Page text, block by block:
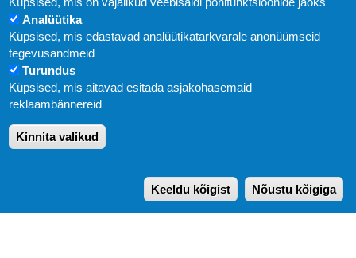
Uudised
KIRJASTUS PEGASUS OÜ © 2020
Paldiski mnt. 29 (A korpus VI korrus), Tallinn
E-post:pegasus[at]pegasus.ee
Analüütika
Küpsised, mis edastavad analüütikatarkvarale anonüümseid
tegevusandmeid
Turundus
Küpsised, mis aitavad esitada asjakohasemaid
reklaambännereid
Kinnita valikud
Keeldu kõigist Nõustu kõigiga